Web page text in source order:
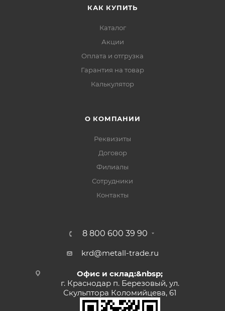
КАК КУПИТЬ
Каталог
Акции
Оплата и отгрузка
Гарантия на товар
Калькулятор
О КОМПАНИИ
Реквизиты
Договор
Филиалы
Сотрудники
Контакты
8 800 600 39 90
krd@metall-trade.ru
Офис и склад:&nbsp;
г. Краснодар п. Березовый, ул.
Скульптора Коломийцева, 61